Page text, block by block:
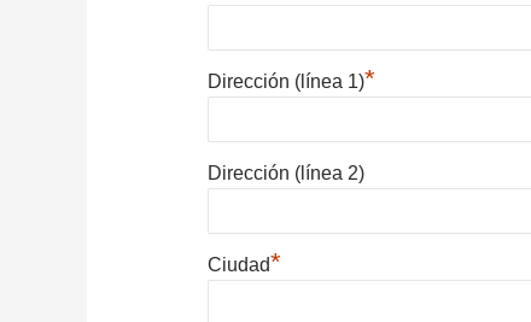
Dirección (línea 1)*
Dirección (línea 2)
Ciudad*